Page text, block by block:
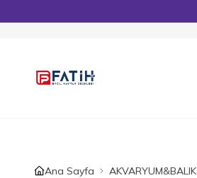
Ana Sayfa AKVARYUM&BALIK